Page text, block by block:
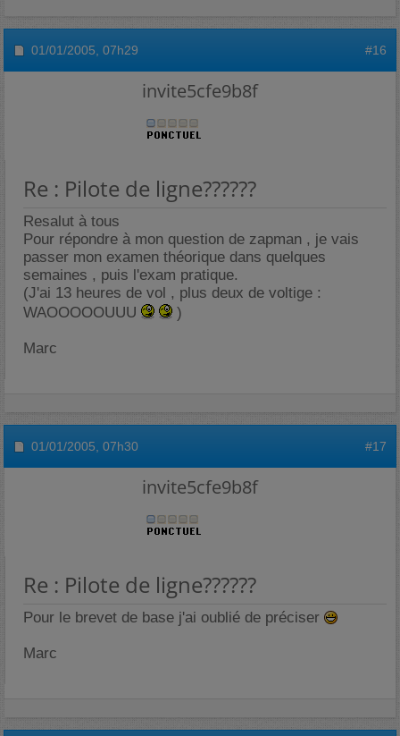
01/01/2005, 07h29 #16
invite5cfe9b8f
Re : Pilote de ligne??????
Resalut à tous
Pour répondre à mon question de zapman , je vais
passer mon examen théorique dans quelques
semaines , puis l'exam pratique.
(J'ai 13 heures de vol , plus deux de voltige :
WAOOOOOUUU
)
Marc
01/01/2005, 07h30 #17
invite5cfe9b8f
Re : Pilote de ligne??????
Pour le brevet de base j'ai oublié de préciser
Marc